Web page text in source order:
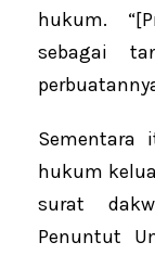
hukum.
sebagai
Sementara
hukum
surat
Penuntut